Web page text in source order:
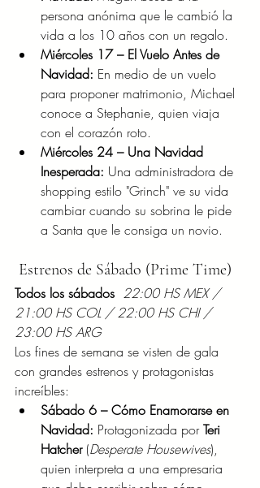
persona anónima que le cambió la
vida a los 10 años con un regalo.
Miércoles 17 – El Vuelo Antes de
Navidad: En medio de un vuelo
para proponer matrimonio, Michael
conoce a Stephanie, quien viaja
con el corazón roto.
Miércoles 24 – Una Navidad
Inesperada: Una administradora de
shopping estilo "Grinch" ve su vida
cambiar cuando su sobrina le pide
a Santa que le consiga un novio.
Estrenos de Sábado (Prime Time)
Todos los sábados 22:00 HS MEX /
21:00 HS COL / 22:00 HS CHI /
23:00 HS ARG
Los fines de semana se visten de gala
con grandes estrenos y protagonistas
increíbles:
Sábado 6 – Cómo Enamorarse en
Navidad: Protagonizada por Teri
Hatcher (Desperate Housewives),
quien interpreta a una empresaria